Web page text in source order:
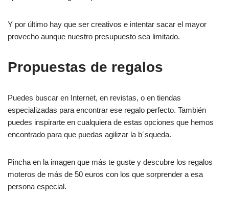
Y por último hay que ser creativos e intentar sacar el mayor
provecho aunque nuestro presupuesto sea limitado.
Propuestas de regalos
Puedes buscar en Internet, en revistas, o en tiendas
especializadas para encontrar ese regalo perfecto. También
puedes inspirarte en cualquiera de estas opciones que hemos
encontrado para que puedas agilizar la b´squeda.
Pincha en la imagen que más te guste y descubre los regalos
moteros de más de 50 euros con los que sorprender a esa
persona especial.